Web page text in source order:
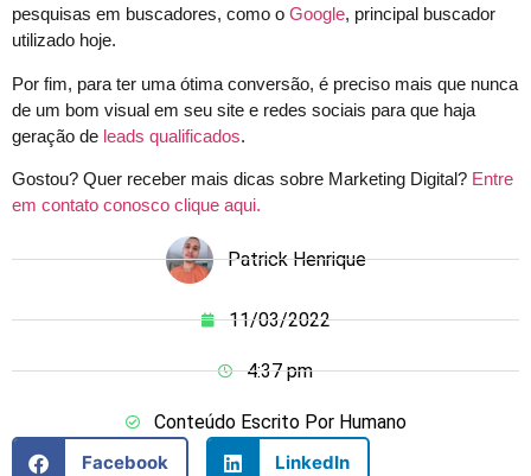
pesquisas em buscadores, como o Google, principal buscador
utilizado hoje.
Por fim, para ter uma ótima conversão, é preciso mais que nunca
de um bom visual em seu site e redes sociais para que haja
geração de leads qualificados.
Gostou? Quer receber mais dicas sobre Marketing Digital? Entre
em contato conosco clique aqui.
Patrick Henrique
11/03/2022
4:37 pm
Conteúdo Escrito Por Humano
Facebook
LinkedIn